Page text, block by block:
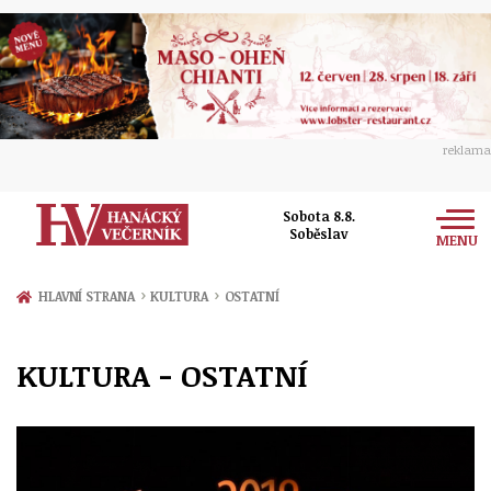
reklama
Sobota 8.8.
Soběslav
MENU
Zprávy
Politika
Kultura
Společnost
HLAVNÍ STRANA › KULTURA › OSTATNÍ
KULTURA - OSTATNÍ